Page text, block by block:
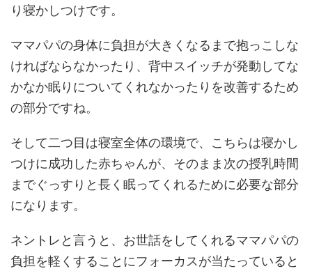
り寝かしつけです。
ママパパの身体に負担が大きくなるまで抱っこしな
ければならなかったり、背中スイッチが発動してな
かなか眠りについてくれなかったりを改善するため
の部分ですね。
そして二つ目は寝室全体の環境で、こちらは寝かし
つけに成功した赤ちゃんが、そのまま次の授乳時間
までぐっすりと長く眠ってくれるために必要な部分
になります。
ネントレと言うと、お世話をしてくれるママパパの
負担を軽くすることにフォーカスが当たっていると